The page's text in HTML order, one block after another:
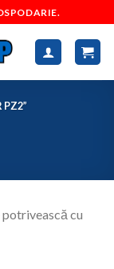
PZ2”
potrivească cu